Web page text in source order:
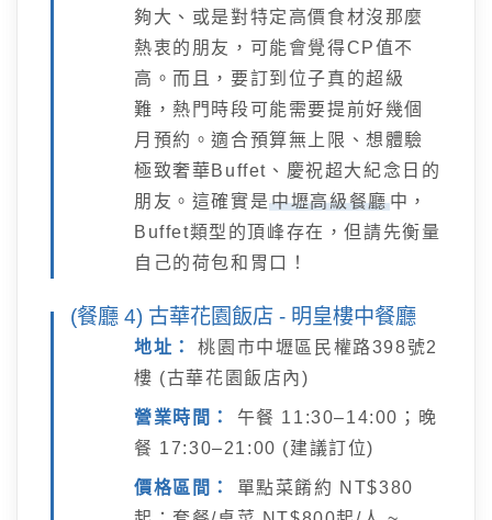
夠大、或是對特定高價食材沒那麼
熱衷的朋友，可能會覺得CP值不
高。而且，要訂到位子真的超級
難，熱門時段可能需要提前好幾個
月預約。適合預算無上限、想體驗
極致奢華Buffet、慶祝超大紀念日的
朋友。這確實是中壢高級餐廳中，
Buffet類型的頂峰存在，但請先衡量
自己的荷包和胃口！
(餐廳 4) 古華花園飯店 - 明皇樓中餐廳
地址：
桃園市中壢區民權路398號2
樓 (古華花園飯店內)
營業時間：
午餐 11:30–14:00；晚
餐 17:30–21:00 (建議訂位)
價格區間：
單點菜餚約 NT$380